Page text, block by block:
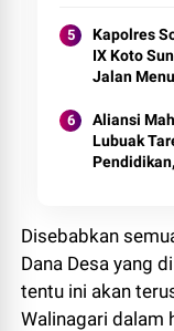
Kapolres
IX Koto
Jalan
Aliansi
Lubuak
Disebabkan
Dana Desa yang
tentu ini akan
Walinagari dalam